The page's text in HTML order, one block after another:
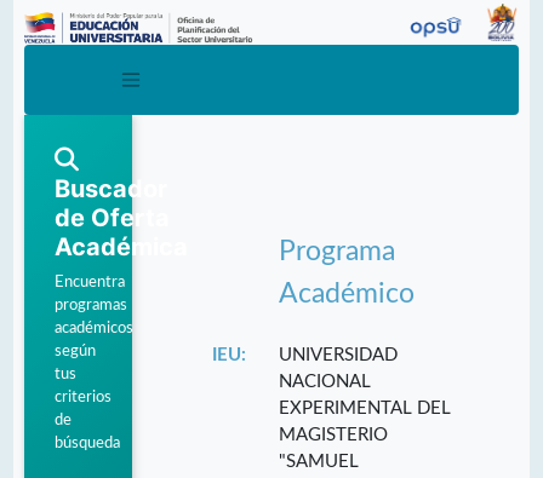
Buscador
de Oferta
Académica
Encuentra
programas
académicos
según
tus
criterios
de
búsqueda
Programa
Académico
IEU:
UNIVERSIDAD
NACIONAL
EXPERIMENTAL DEL
MAGISTERIO
"SAMUEL